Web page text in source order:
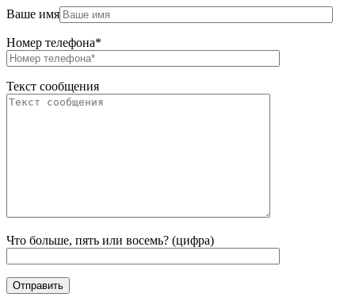
Ваше имя
Номер телефона*
Текст сообщения
Что больше, пять или восемь? (цифра)